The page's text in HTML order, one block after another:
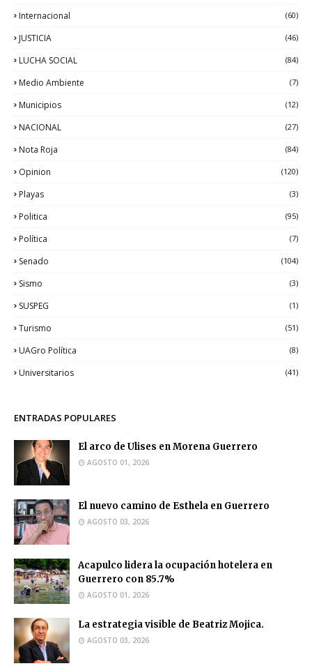
Internacional (60)
JUSTICIA (46)
LUCHA SOCIAL (84)
Medio Ambiente (7)
Municipios (12)
NACIONAL (27)
Nota Roja (84)
Opinion (120)
Playas (3)
Politica (95)
Política (7)
Senado (104)
Sismo (3)
SUSPEG (1)
Turismo (51)
UAGro Política (8)
Universitarios (41)
ENTRADAS POPULARES
El arco de Ulises en Morena Guerrero
AGOSTO 01, 2026
El nuevo camino de Esthela en Guerrero
AGOSTO 03, 2026
Acapulco lidera la ocupación hotelera en
Guerrero con 85.7%
AGOSTO 01, 2026
La estrategia visible de Beatriz Mojica.
AGOSTO 03, 2026